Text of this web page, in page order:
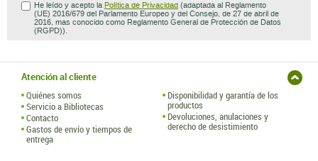
He leído y acepto la Política de Privacidad (adaptada al Reglamento
(UE) 2016/679 del Parlamento Europeo y del Consejo, de 27 de abril de
2016, mas conocido como Reglamento General de Protección de Datos
(RGPD)).
Atención al cliente
Quiénes somos
Servicio a Bibliotecas
Contacto
Gastos de envío y tiempos de
entrega
Disponibilidad y garantía de los
productos
Devoluciones, anulaciones y
derecho de desistimiento